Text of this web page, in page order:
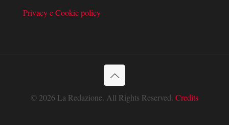
Privacy e Cookie policy
© 2026 La Redazione. All Rights Reserved. Credits